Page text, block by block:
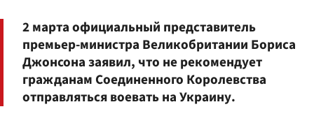
2 марта официальный представитель
премьер-министра Великобритании Бориса
Джонсона заявил, что не рекомендует
гражданам Соединенного Королевства
отправляться воевать на Украину.